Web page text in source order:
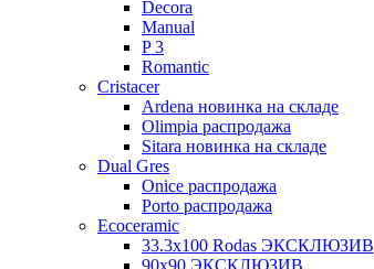
Decora
Manual
P 3
Romantic
Cristacer
Ardena новинка на складе
Olimpia распродажа
Sitara новинка на складе
Dual Gres
Onice распродажа
Porto распродажа
Ecoceramic
33.3х100 Rodas ЭКСКЛЮЗИВ
90x90 ЭКСКЛЮЗИВ